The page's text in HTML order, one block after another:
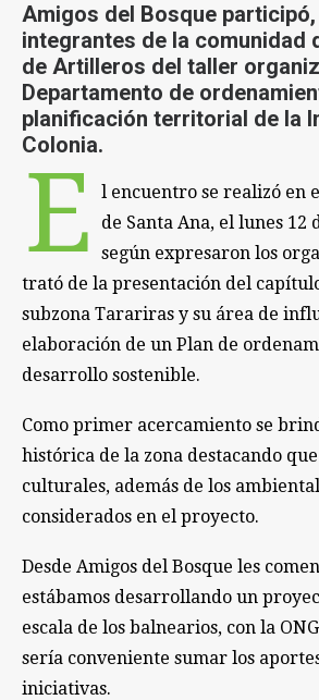
Amigos del Bosque
integrantes de la comunidad
de Artilleros del taller
Departamento de
planificación territorial de la
Colonia.
E
l encuentro se realizó en
de Santa Ana, el lunes 12
según expresaron los
trató de la presentación del
subzona Tarariras y su área de
elaboración de un Plan de
desarrollo sostenible.
Como primer acercamiento se
histórica de la zona destacando
culturales, además de los
considerados en el proyecto.
Desde Amigos del Bosque les
estábamos desarrollando un
escala de los balnearios, con la
sería conveniente sumar los
iniciativas.